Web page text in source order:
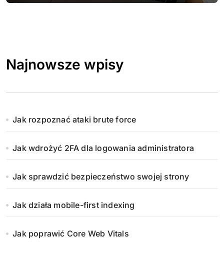
Najnowsze wpisy
Jak rozpoznać ataki brute force
Jak wdrożyć 2FA dla logowania administratora
Jak sprawdzić bezpieczeństwo swojej strony
Jak działa mobile-first indexing
Jak poprawić Core Web Vitals